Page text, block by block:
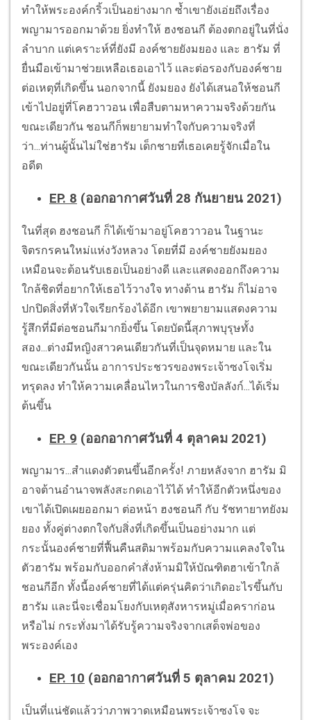
ทำให้พระองค์กริ้วเป็นอย่างมาก ซ้ำเขายังเอ่ยถึงเรื่อง
พญามารออกมาด้วย ยิ่งทำให้ ฮงชอนกี ต้องตกอยู่ในที่นั่ง
ลำบาก แต่เคราะห์ที่ยังมี องค์ชายยังมยอง และ ฮารัม ที่
ยื่นมือเข้ามาช่วยเหลือเธอเอาไว้ และต่อรองกับองค์ชาย
ต่อเหตุที่เกิดขึ้น นอกจากนี้ ยังมยอง ยังได้เสนอให้ชอนกี
เข้าไปอยู่ที่โคฮวาวอน เพื่อสืบตามหาความจริงด้วยกัน
ขณะเดียวกัน ชอนกีก็พยายามทำใจกับความจริงที่
ว่า...ท่านผู้นั้นไม่ใช่ฮารัม เด็กชายที่เธอเคยรู้จักเมื่อใน
อดีต
EP. 8 (ออกอากาศวันที่ 28 กันยายน 2021)
ในที่สุด ฮงชอนกี ก็ได้เข้ามาอยู่โคฮวาวอน ในฐานะ
จิตรกรคนใหม่แห่งวังหลวง โดยที่มี องค์ชายยังมยอง
เหมือนจะต้อนรับเธอเป็นอย่างดี และแสดงออกถึงความ
ใกล้ชิดที่อยากให้เธอไว้วางใจ ทางด้าน ฮารัม ก็ไม่อาจ
ปกปิดสิ่งที่หัวใจเรียกร้องได้อีก เขาพยายามแสดงความ
รู้สึกที่มีต่อชอนกีมากยิ่งขึ้น โดยบัดนี้สุภาพบุรุษทั้ง
สอง...ต่างมีหญิงสาวคนเดียวกันที่เป็นจุดหมาย และใน
ขณะเดียวกันนั้น อาการประชวรของพระเจ้าซงโจเริ่ม
ทรุดลง ทำให้ความเคลื่อนไหวในการชิงบัลลังก์...ได้เริ่ม
ต้นขึ้น
EP. 9 (ออกอากาศวันที่ 4 ตุลาคม 2021)
พญามาร...สำแดงตัวตนขึ้นอีกครั้ง! ภายหลังจาก ฮารัม มิ
อาจต้านอำนาจพลังสะกดเอาไว้ได้ ทำให้อีกตัวหนึ่งของ
เขาได้เปิดเผยออกมา ต่อหน้า ฮงชอนกี กับ รัชทายาทยังม
ยอง ทั้งคู่ต่างตกใจกับสิ่งที่เกิดขึ้นเป็นอย่างมาก แต่
กระนั้นองค์ชายที่ฟื้นคืนสติมาพร้อมกับความแคลงใจใน
ตัวฮารัม พร้อมกับออกคำสั่งห้ามมิให้บัณฑิตฮาเข้าใกล้
ชอนกีอีก ทั้งนี้องค์ชายที่ได้แต่ครุ่นคิดว่าเกิดอะไรขึ้นกับ
ฮารัม และนี่จะเชื่อมโยงกับเหตุสังหารหมู่เมื่อคราก่อน
หรือไม่ กระทั่งมาได้รับรู้ความจริงจากเสด็จพ่อของ
พระองค์เอง
EP. 10 (ออกอากาศวันที่ 5 ตุลาคม 2021)
เป็นที่แน่ชัดแล้วว่าภาพวาดเหมือนพระเจ้าซงโจ จะ